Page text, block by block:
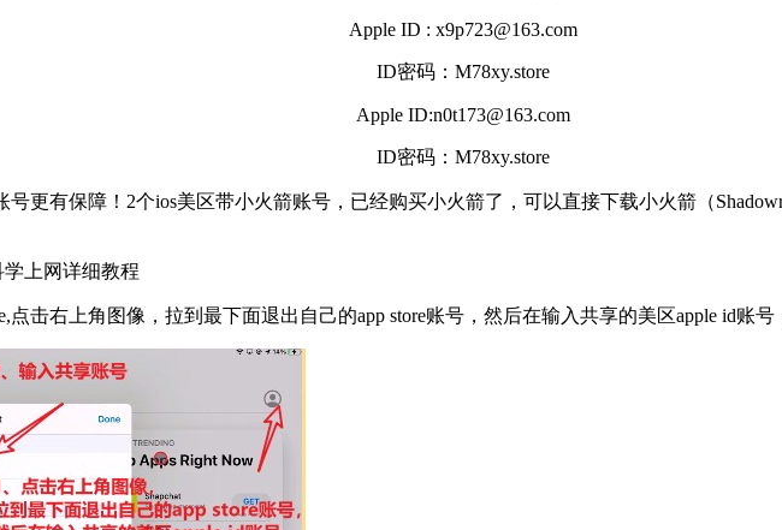
Apple ID : x9p723@163.com
ID密码：M78xy.store
Apple ID:n0t173@163.com
ID密码：M78xy.store
更有保障！2个ios美区带小火箭账号，已经购买小火箭了，可以直接下载小火箭（
学上网详细教程
点击右上角图像，拉到最下面退出自己的app store账号，然后在输入共享的美区apple id账